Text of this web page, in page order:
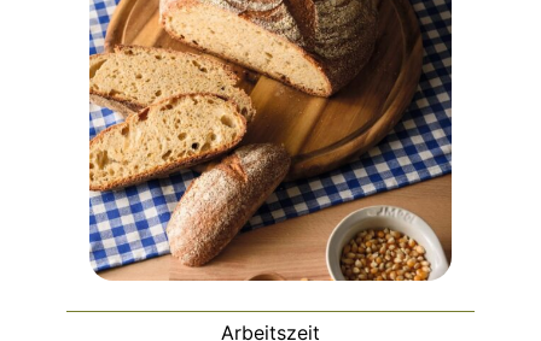
Arbeitszeit